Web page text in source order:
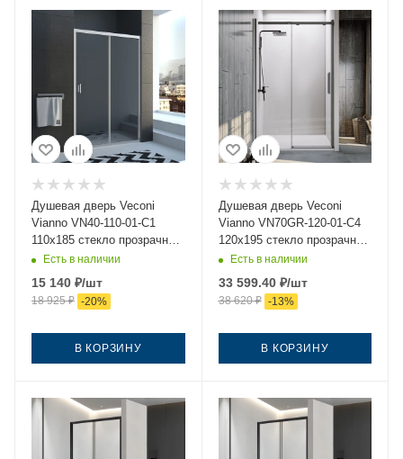
Душевая дверь Veconi
Vianno VN40-110-01-C1
110х185 стекло прозрачное
профиль хром
Есть в наличии
15 140 ₽/шт
18 925₽ -20%
В КОРЗИНУ
Душевая дверь Veconi
Vianno VN70GR-120-01-C4
120х195 стекло прозрачное
профиль золото
Есть в наличии
33 599.40₽/шт
38 620₽ -13%
В КОРЗИНУ